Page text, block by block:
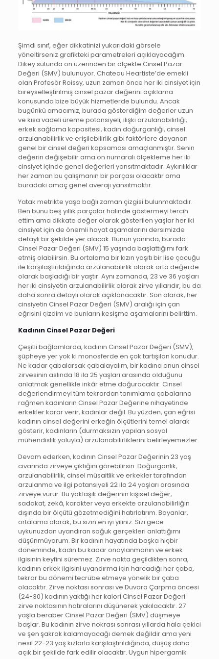
Şimdi sınıf, eğer dikkatinizi yukarıdaki görsele
yöneltirseniz grafikteki parametreleri açıklayacağım.
Dikey sütunda on üzerinden bir ölçekte Cinsel Pazar
Değeri (SMV) bulunuyor. Chateau Heartiste’de emekli
olan Profesör Roissy, uzun zaman önce her iki cinsiyet için
bireyselleştirilmiş cinsel pazar değerini açıklama
konusunda bize büyük hizmetlerde bulundu. Ancak
bugünkü amacımız, burada gösterdiğim değerler uzun
ve kısa vadeli üreme potansiyeli, ilişki arzulanabilirliği,
erkek sağlama kapasitesi, kadın doğurganlığı, cinsel
arzulanabilirlik ve erişilebilirlik gibi faktörlere dayanan
genel bir cinsel değeri kapsaması amaçlanmıştır. Senin
değerin değişebilir ama on numaralı ölçekleme her iki
cinsiyet içinde genel değerleri yansıtmaktadır. Aykırılıklar
her zaman bu çalışmanın bir parçası olacaktır ama
buradaki amaç genel averajı yansıtmaktır.
Yatak metrikte yaşa bağlı zaman çizgisi bulunmaktadır.
Ben bunu beş yıllık parçalar halinde göstermeyi tercih
ettim ama dikkate değer olarak gösterilen yaşlar her iki
cinsiyet için de önemli hayat aşamalarını dersimizde
detaylı bir şekilde yer alacak. Bunun yanında, burada
Cinsel Pazar Değeri (SMV) 15 yaşında başlattığımı fark
etmiş olabilirsin. Bu ortalama bir kızın yaşıtı bir lise çocuğu
ile karşılaştırıldığında arzulanabilirlik olarak orta değerde
olarak başladığı bir yaştır. Aynı zamanda, 23 ve 36 yaşları
her iki cinsiyetin arzulanabilirlik olarak zirve yıllarıdır, bu da
daha sonra detaylı olarak açıklanacaktır. Son olarak, her
cinsiyetin Cinsel Pazar Değeri (SMV) aralığı için çan
eğrisini çizdim ve bunların kesişme aşamalarını belirttim.
Kadının Cinsel Pazar Değeri
Çeşitli bağlamlarda, kadının Cinsel Pazar Değeri (SMV),
şüpheye yer yok ki monosferde en çok tartışılan konudur.
Ne kadar çabalarsak çabalayalım, bir kadına onun cinsel
zirvesinin aslında 18 ila 25 yaşları arasında olduğunu
anlatmak genellikle inkâr etme doğuracaktır. Cinsel
değerlendirmeyi tüm tekrardan tanımlama çabalarına
rağmen kadınların Cinsel Pazar Değerine nihayetinde
erkekler karar verir, kadınlar değil. Bu yüzden, çan eğrisi
kadının cinsel değerini erkeğin ölçütlerini temel alarak
gösterir, kadınların (durmaksızın yapılan sosyal
mühendislik yoluyla) arzulanabilirliklerini belirleyemezler.
Devam ederken, kadının Cinsel Pazar Değerinin 23 yaş
civarında zirveye çıktığını görebilirsin. Doğurganlık,
arzulanabilirlik, cinsel müsaitlik ve erkekler tarafından
arzulanma ve ilgi potansiyeli 22 ila 24 yaşları arasında
zirveye vurur. Bu yaklaşık değerinin kişisel değer,
sadakat, zekâ, karakter veya erkekte arzulanabilirliğin
dışında bir ölçütü gözetmediğini hatırlatırım. Bayanlar,
ortalama olarak, bu sizin en iyi yılınız. Sizi gece
uykunuzdan uyandıran soğuk gerçekleri anlattığımı
düşünmüyorum. Bir kadının hayatında başka hiçbir
döneminde, kadın bu kadar onaylanmanın ve erkek
ilgisinin keyfini süremez. Zirve nokta geçildikten sonra,
kadının erkek ilgisini uyandırma için harcadığı her çaba,
tekrar bu dönemi tecrübe etmeye yönelik bir çaba
olacaktır. Zirve noktası sonrası ve Duvara Çarpma öncesi
(24-30) kadının yaktığı her kalori Cinsel Pazar Değeri
zirve noktasının hatıralarını düşünerek yakılacaktır. 27
yaşla beraber Cinsel Pazar Değeri (SMV) düşmeye
başlar. Bu kadının zirve nokrası sonrası yıllarda hala çekici
ve şen şakrak kalamayacağı demek değildir ama yeni
nesil 22-23 yaş kızlarla karşılaştırıldığında, düşüş daha
açık bir şekilde fark edilir olacaktır. Uygun hipergamik